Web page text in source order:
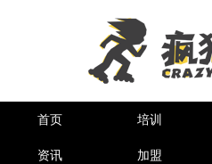
首页 培训
资讯 加盟